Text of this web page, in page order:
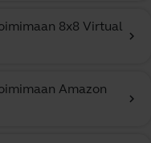
8x8 Virtual
chevron_right
Amazon
chevron_right